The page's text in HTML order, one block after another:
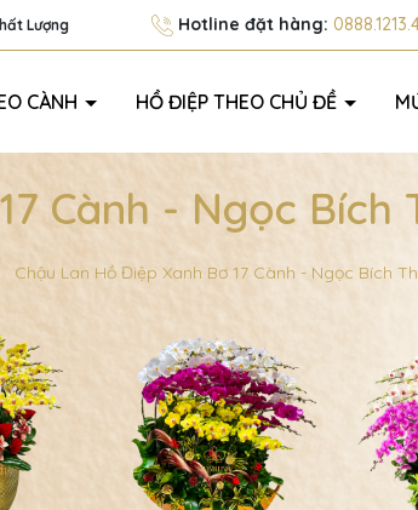
Lượng Hotline đặt hàng:
CÀNH HỒ ĐIỆP THEO CHỦ ĐỀ
Cành - Ngọc Bích
Chậu Lan Hồ Điệp Xanh Bơ 17 Cành - Ngọc Bích